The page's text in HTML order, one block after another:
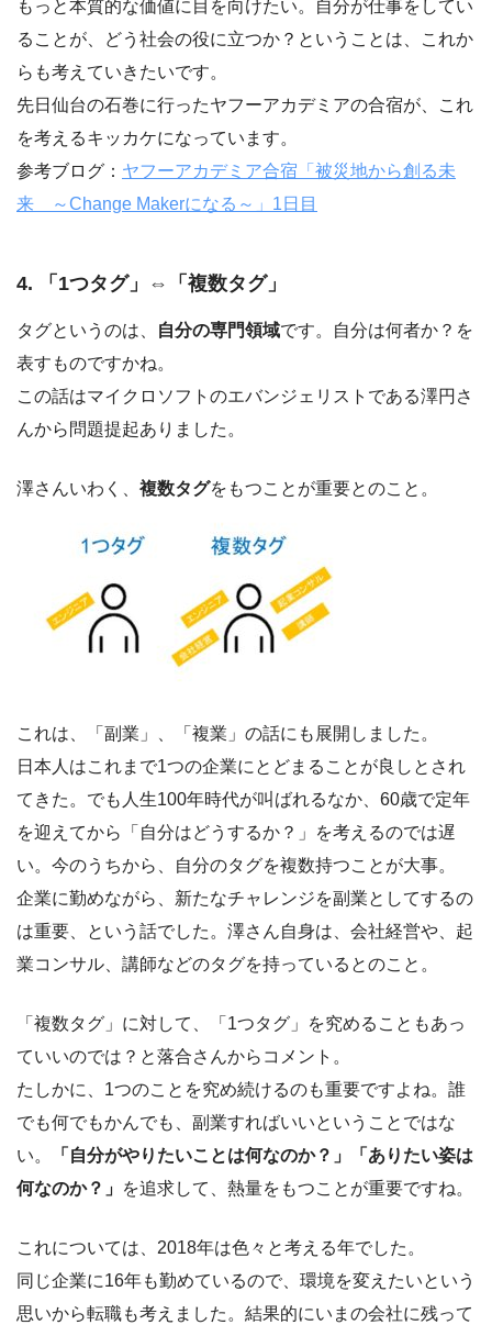
もっと本質的な価値に目を向けたい。自分が仕事をしてい
ることが、どう社会の役に立つか？ということは、これか
らも考えていきたいです。
先日仙台の石巻に行ったヤフーアカデミアの合宿が、これ
を考えるキッカケになっています。
参考ブログ： ヤフーアカデミア合宿「被災地から創る未
来 ～Change Makerになる～」1日目
4. 「1つタグ」⇔「複数タグ」
タグというのは、 自分の専門領域です。自分は何者か？を
表すものですかね。
この話はマイクロソフトのエバンジェリストである澤円さ
んから問題提起ありました。
澤さんいわく、 複数タグをもつことが重要とのこと。
これは、「副業」、「複業」の話にも展開しました。
日本人はこれまで1つの企業にとどまることが良しとされ
てきた。でも人生100年時代が叫ばれるなか、60歳で定年
を迎えてから「自分はどうするか？」を考えるのでは遅
い。今のうちから、自分のタグを複数持つことが大事。
企業に勤めながら、新たなチャレンジを副業としてするの
は重要、という話でした。澤さん自身は、会社経営や、起
業コンサル、講師などのタグを持っているとのこと。
「複数タグ」に対して、「1つタグ」を究めることもあっ
ていいのでは？と落合さんからコメント。
たしかに、1つのことを究め続けるのも重要ですよね。誰
でも何でもかんでも、副業すればいいということではな
い。
「自分がやりたいことは何なのか？」「ありたい姿は
何なのか？」 を追求して、熱量をもつことが重要ですね。
これについては、2018年は色々と考える年でした。
同じ企業に16年も勤めているので、環境を変えたいという
思いから転職も考えました。結果的にいまの会社に残って